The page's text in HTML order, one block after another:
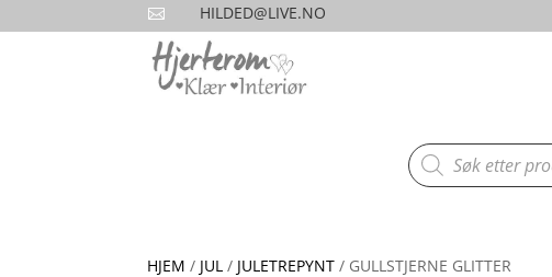
 HILDED@LIVE.NO
Products
search
HJEM / JUL / JULETREPYNT / GULLSTJERNE GLITTER